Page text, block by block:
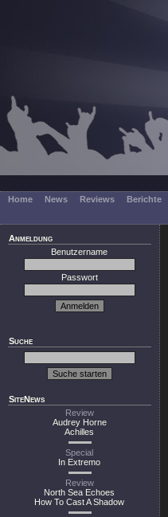
Home News Reviews Berichte
Anmeldung
Benutzername
Passwort
Suche
SiteNews
Review
Audrey Horne
Achilles
Special
In Extremo
Review
North Sea Echoes
How To Cast A Shadow